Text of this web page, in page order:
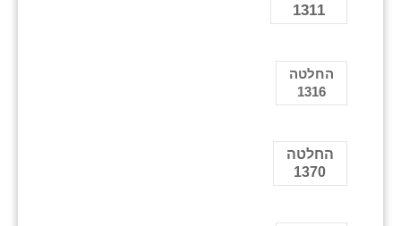
1311
החלטה
1316
החלטה
1370